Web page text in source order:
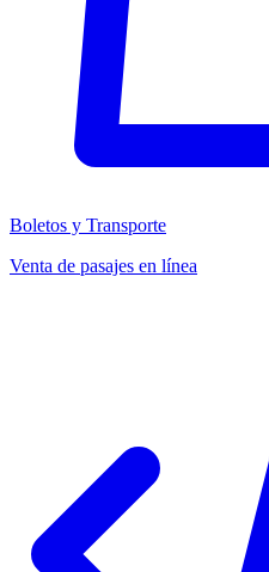
Boletos y Transporte
Venta de pasajes en línea